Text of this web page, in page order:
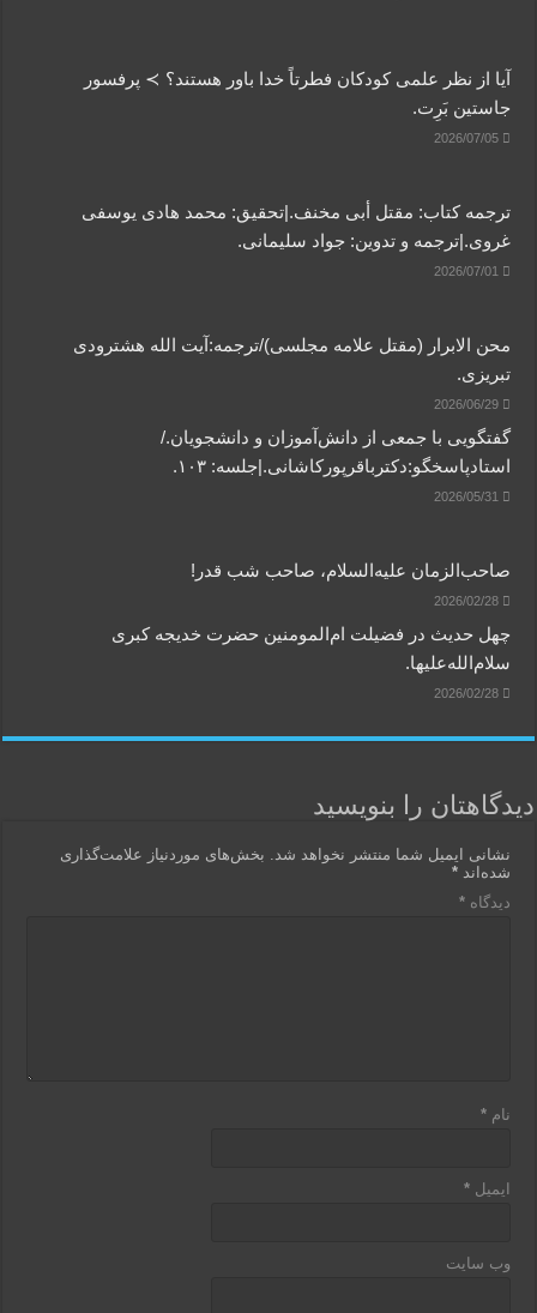
آیا از نظر علمی کودکان فطرتاً خدا باور هستند؟ ≻ پرفسور
جاستین بَرِت.
2026/07/05
ترجمه کتاب: مقتل أبی مخنف.|تحقیق: محمد هادی یوسفی
غروی.|ترجمه و تدوین: جواد سلیمانی.
2026/07/01
محن الابرار (مقتل علامه مجلسی)/ترجمه:آیت الله هشترودی
تبریزی.
2026/06/29
گفتگویی‌ با جمعی‌ از دانش‌آموزان‌ و دانشجویان./
استادپاسخگو:دکترباقر‌پورکاشانی.|جلسه: ۱۰۳.
2026/05/31
صاحب‌الزمان علیه‌السلام، صاحب شب قدر!
2026/02/28
چهل حدیث در فضیلت ام‌المومنین حضرت خدیجه کبری
سلام‌الله‌علیها.
2026/02/28
دیدگاهتان را بنویسید
نشانی ایمیل شما منتشر نخواهد شد.
بخش‌های موردنیاز علامت‌گذاری
شده‌اند*
دیدگاه*
نام*
ایمیل*
وب‌ سایت